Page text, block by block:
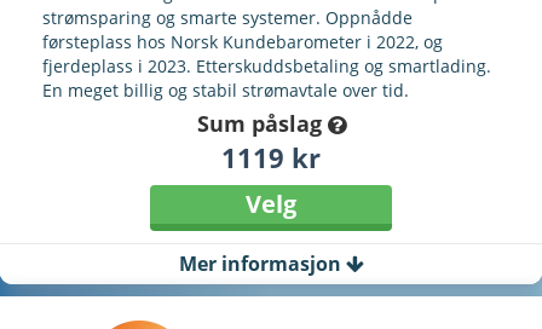
strømsparing og smarte systemer. Oppnådde
førsteplass hos Norsk Kundebarometer i 2022, og
fjerdeplass i 2023. Etterskuddsbetaling og smartlading.
En meget billig og stabil strømavtale over tid.
Sum påslag
1119 kr
Velg
Mer informasjon